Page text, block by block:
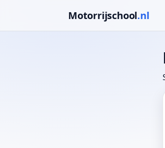
Motorrijschool.nl